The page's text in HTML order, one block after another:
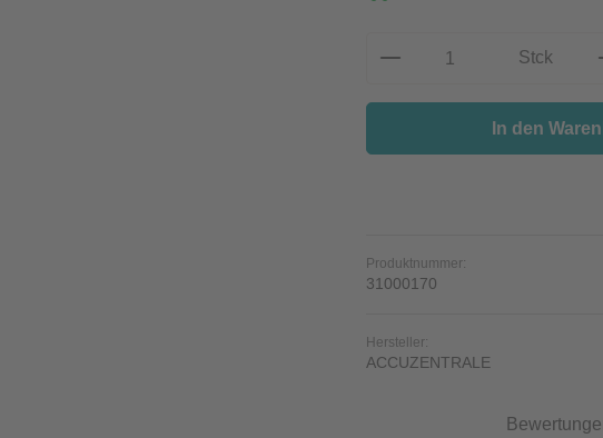
Produkt Anzahl:
Stck
In den
Produktnummer:
31000170
Hersteller:
ACCUZENTRALE